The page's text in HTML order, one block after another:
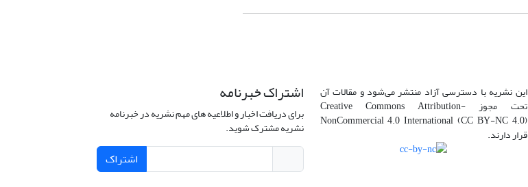
این نشریه با دسترسی آزاد منتشر می‌شود و مقالات آن
تحت مجوز Creative Commons Attribution-
NonCommercial 4.0 International (CC BY-NC 4.0)
قرار دارند.
اشتراک خبرنامه
برای دریافت اخبار و اطلاعیه های مهم نشریه در خبرنامه
نشریه مشترک شوید.
اشتراک